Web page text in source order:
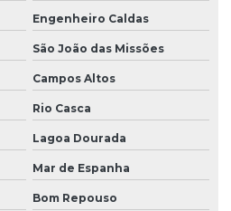
Engenheiro Caldas
São João das Missões
Campos Altos
Rio Casca
Lagoa Dourada
Mar de Espanha
Bom Repouso